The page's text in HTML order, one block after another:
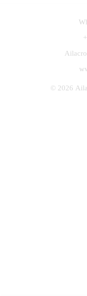
© 2026